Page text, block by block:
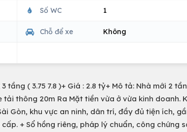
Số WC 1
Chỗ để xe Không
tầng ( 3.75 7.8 )+ Giá : 2.8 tỷ+ Mô tả: Nhà mới 2
thông 20m Ra Mặt tiền vừa ở vừa kinh doanh.
Gòn, khu vực an ninh, dân trí, đầy đủ tiện ích,
+ Sổ hồng riêng, pháp lý chuẩn, công chứng